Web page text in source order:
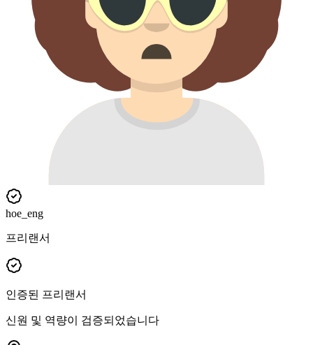
hoe_eng
프리랜서
인증된 프리랜서
신원 및 역량이 검증되었습니다